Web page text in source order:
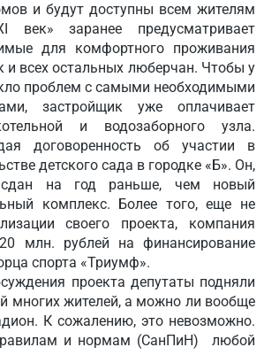
и будут доступны всем жителям
век» заранее предусматривает
для комфортного проживания
и всех остальных люберчан. Чтобы у
проблем с самыми необходимыми
застройщик уже оплачивает
и водозаборного узла.
договоренность об участии в
детского сада в городке «Б». Он,
на год раньше, чем новый
комплекс. Более того, еще не
своего проекта, компания
млн. рублей на финансирование
спорта «Триумф».
проекта депутаты подняли
многих жителей, а можно ли вообще
К сожалению, это невозможно.
и нормам (СанПиН) любой